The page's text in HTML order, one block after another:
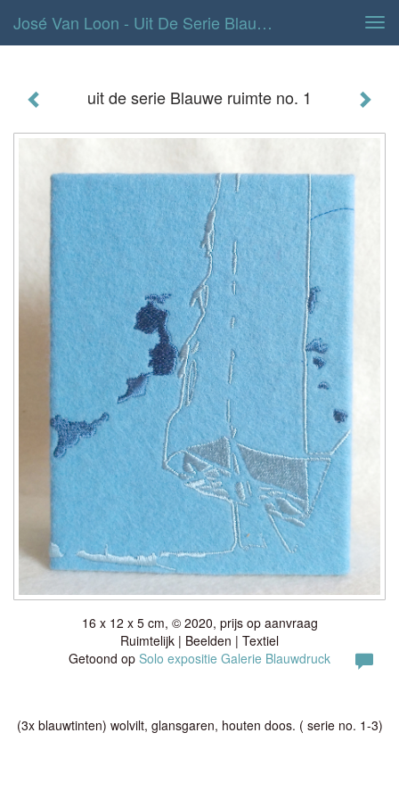
José Van Loon - Uit De Serie Blauwe Ruimte No. 1
uit de serie Blauwe ruimte no. 1
16 x 12 x 5 cm, © 2020, prijs op aanvraag
Ruimtelijk | Beelden | Textiel
Getoond op Solo expositie Galerie Blauwdruck
(3x blauwtinten) wolvilt, glansgaren, houten doos. ( serie no. 1-3)